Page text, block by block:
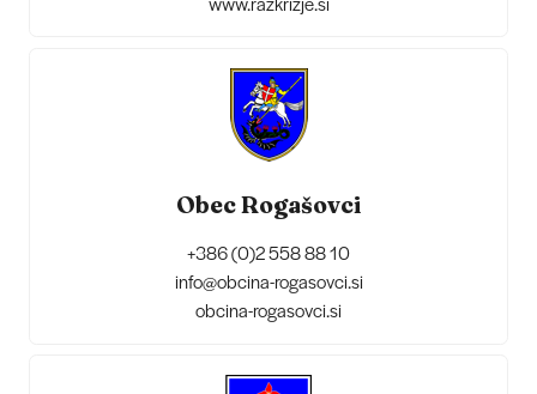
Obec Rogašovci
+386 (0)2 558 88 10
info@obcina-rogasovci.si
obcina-rogasovci.si